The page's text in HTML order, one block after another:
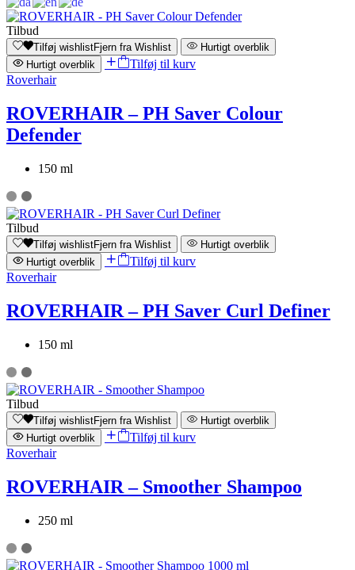
Tilbud
Tilføj wishlistFjern fra Wishlist
Hurtigt overblik
Hurtigt overblik
Tilføj til kurv
Roverhair
ROVERHAIR – PH Saver Colour
Defender
150 ml
Tilbud
Tilføj wishlistFjern fra Wishlist
Hurtigt overblik
Hurtigt overblik
Tilføj til kurv
Roverhair
ROVERHAIR – PH Saver Curl Definer
150 ml
Tilbud
Tilføj wishlistFjern fra Wishlist
Hurtigt overblik
Hurtigt overblik
Tilføj til kurv
Roverhair
ROVERHAIR – Smoother Shampoo
250 ml